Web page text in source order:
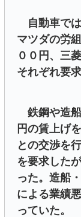
自動車で
マツダの労
００円、三
それぞれ要
鉄鋼や造船
円の賃上げ
との交渉を
を要求した
った。造船
による業績
っていた。